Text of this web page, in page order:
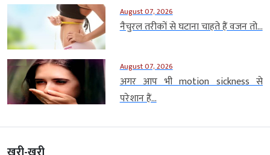
August 07, 2026
नैचुरल तरीकों से घटाना चाहते हैं वजन तो...
August 07, 2026
अगर आप भी motion sickness से
परेशान हैं...